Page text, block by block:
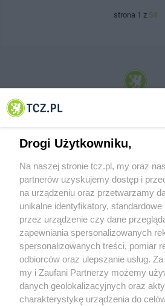
strona 1 z 54
© 2001-2026 Tczew - TCZ.PL Sp. z o.o.
O FIRMIE POLITYKA
REKLAMA WSPÓŁPRACA RSS
Nasze serwisy
Drogi Użytkowniku,
Na naszej stronie tcz.pl, my oraz
partnerów uzyskujemy dostęp i
na urządzeniu oraz przetwarzamy
unikalne identyfikatory, standardowe
przez urządzenie czy dane
zapewniania spersonalizowanych
spersonalizowanych treści, pomiar
odbiorców oraz ulepszanie usług.
my i Zaufani Partnerzy możemy
danych geolokalizacyjnych oraz
charakterystykę urządzenia do